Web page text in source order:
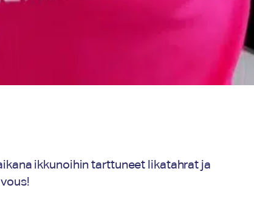
ikkunoihin tarttuneet likatahrat ja